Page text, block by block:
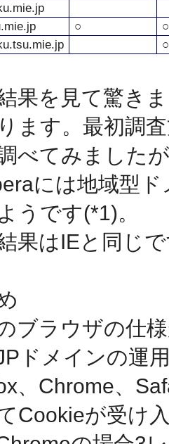
○
○
○
果を見て驚き
ます。最初調
べてみました
には地域型
うです(*1)。
果はIEと同じ
ブラウザの仕
ドメインの運
、Chrome、
Cookieが受け